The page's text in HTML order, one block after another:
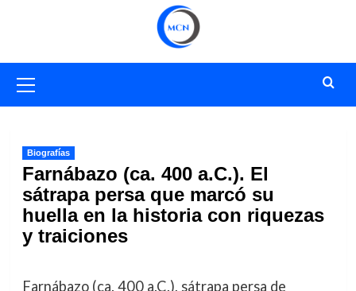
primario
Biografías
Farnábazo (ca. 400 a.C.). El
sátrapa persa que marcó su
huella en la historia con riquezas
y traiciones
Farnábazo (ca. 400 a.C.), sátrapa persa de